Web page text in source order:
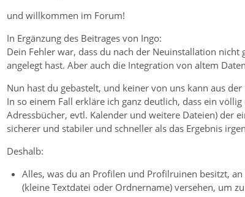
und willkommen im Forum!
In Ergänzung des Beitrages von Ingo:
Dein Fehler war, dass du nach der Neuinstallation
angelegt hast. Aber auch die Integration von altem
Nun hast du gebastelt, und keiner von uns kann aus
In so einem Fall erkläre ich ganz deutlich, dass ein
Adressbücher, evtl. Kalender und weitere Dateien) der
sicherer und stabiler und schneller als das Ergebnis
Deshalb:
Alles, was du an Profilen und Profilruinen besitzt,
(kleine Textdatei oder Ordnername) versehen, um